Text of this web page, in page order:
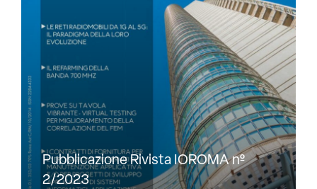
Pubblicazione Rivista IOROMA nº
2/2023